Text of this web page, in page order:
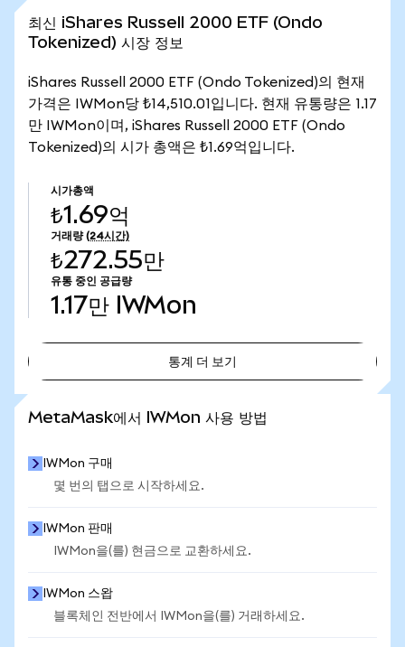
최신 iShares Russell 2000 ETF (Ondo
Tokenized) 시장 정보
iShares Russell 2000 ETF (Ondo Tokenized)의 현재
가격은 IWMon당 ₺14,510.01입니다. 현재 유통량은 1.17
만 IWMon이며, iShares Russell 2000 ETF (Ondo
Tokenized)의 시가 총액은 ₺1.69억입니다.
시가총액
₺1.69억
거래량 (24시간)
₺272.55만
유통 중인 공급량
1.17만 IWMon
통계 더 보기
MetaMask에서 IWMon 사용 방법
IWMon 구매
몇 번의 탭으로 시작하세요.
IWMon 판매
IWMon을(를) 현금으로 교환하세요.
IWMon 스왑
블록체인 전반에서 IWMon을(를) 거래하세요.